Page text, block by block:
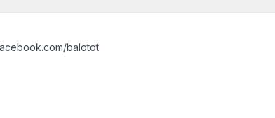
balotot